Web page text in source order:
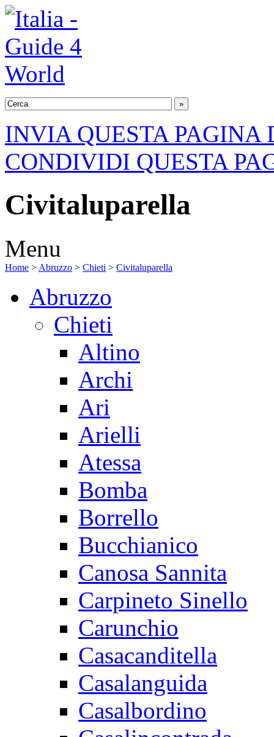
INVIA QUESTA PAGINA
CONDIVIDI QUESTA
Civitaluparella
Menu
Home > Abruzzo > Chieti > Civitaluparella
Abruzzo
Chieti
Altino
Archi
Ari
Arielli
Atessa
Bomba
Borrello
Bucchianico
Canosa Sannita
Carpineto Sinello
Carunchio
Casacanditella
Casalanguida
Casalbordino